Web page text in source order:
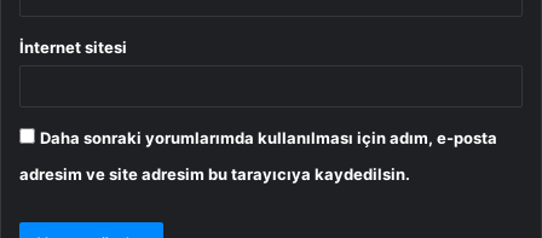
İnternet sitesi
Daha sonraki yorumlarımda kullanılması için adım, e-posta
adresim ve site adresim bu tarayıcıya kaydedilsin.